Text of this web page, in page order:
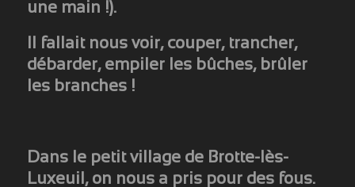
une main !).
Il fallait nous voir, couper, trancher,
débarder, empiler les bûches, brûler
les branches !
Dans le petit village de Brotte-lès-
Luxeuil, on nous a pris pour des fous.